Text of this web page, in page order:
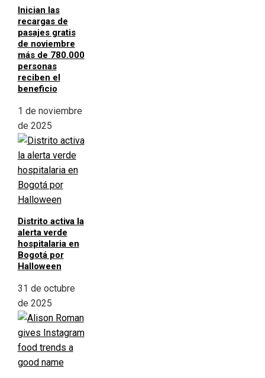
Inician las
recargas de
pasajes gratis
de noviembre
más de 780.000
personas
reciben el
beneficio
1 de noviembre
de 2025
Distrito activa la
alerta verde
hospitalaria en
Bogotá por
Halloween
31 de octubre
de 2025